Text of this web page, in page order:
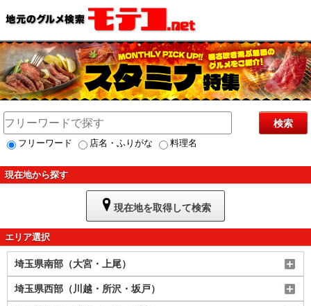
検索
フリーワード 店名・ふりがな 料理名
現在地から探す
現在地を取得して検索
エリア選択
埼玉県南部（大宮・上尾）
埼玉県西部（川越・所沢・坂戸）